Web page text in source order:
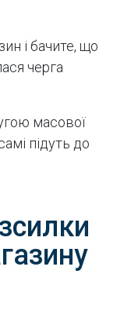
і бачите, що
черга
масової
підуть до